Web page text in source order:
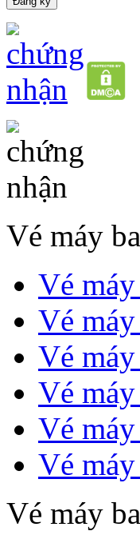
Vé máy
Vé
Vé
Vé
Vé
Vé
Vé
Vé máy